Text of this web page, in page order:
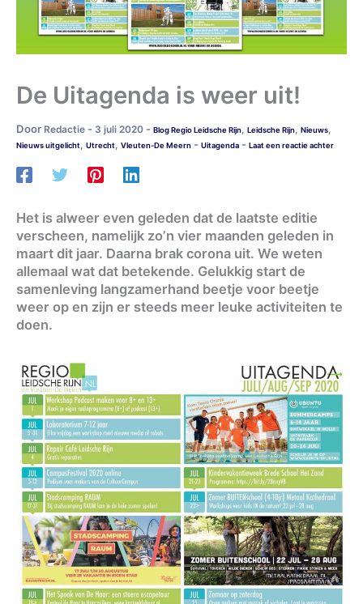
De Uitagenda is weer uit!
Door Redactie - 3 juli 2020 - Blog Regio Leidsche Rijn, Leidsche Rijn, Nieuws,
Nieuws uitgelicht, Utrecht, Vleuten-De Meern - Uitagenda - Laat een reactie achter
Het is alweer even geleden dat de laatste editie
verscheen, namelijk zo’n vier maanden geleden in
maart dit jaar. Daarna brak corona uit. We weten
allemaal wat dat betekende. Gelukkig start de
samenleving langzamerhand beetje voor beetje
weer op en zijn er steeds meer leuke activiteiten te
doen.